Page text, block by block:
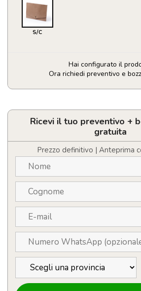
S/C
Hai configurato il
Ora richiedi preventivo e
Portadocumenti
quantità
Ricevi il tuo preventivo +
gratuita
Prezzo definitivo | Anteprima